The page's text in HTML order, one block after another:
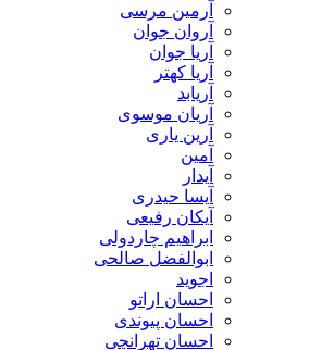
آرمین مرسی
آروان جوان
آریا جوان
آریا کهتر
آریابد
آریان موسوی
آرین یاری
آمین
آیدار
آیسا حیدری
آیکان رفیعی
ابراهیم چاردولی
ابوالفضل صالحی
اجوید
احسان اراتو
احسان پیوندی
احسان تهرانچی